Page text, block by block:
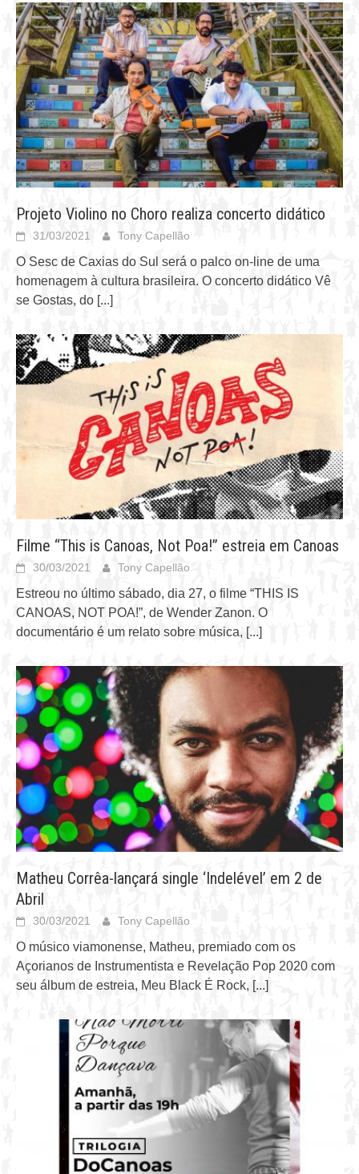
Projeto Violino no Choro realiza concerto didático
31/03/2021 Tony Capellão
O Sesc de Caxias do Sul será o palco on-line de uma
homenagem à cultura brasileira. O concerto didático Vê
se Gostas, do [...]
Filme “This is Canoas, Not Poa!” estreia em Canoas
30/03/2021 Tony Capellão
Estreou no último sábado, dia 27, o filme “THIS IS
CANOAS, NOT POA!”, de Wender Zanon. O
documentário é um relato sobre música, [...]
Matheu Corrêa-lançará single ‘Indelével’ em 2 de
Abril
30/03/2021 Tony Capellão
O músico viamonense, Matheu, premiado com os
Açorianos de Instrumentista e Revelação Pop 2020 com
seu álbum de estreia, Meu Black É Rock, [...]